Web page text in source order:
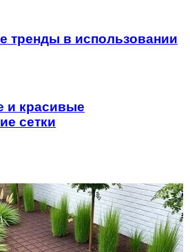
тренды в использовании
и красивые
сетки